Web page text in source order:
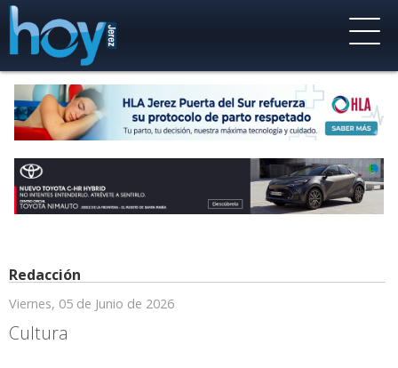
Redacción
Viernes, 05 de Junio de 2026
Cultura